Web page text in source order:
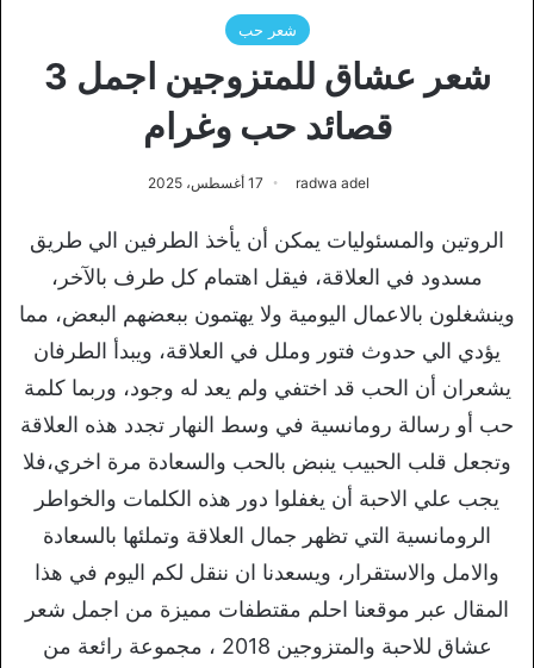
شعر حب
شعر عشاق للمتزوجين اجمل 3
قصائد حب وغرام
radwa adel 17 أغسطس، 2025
الروتين والمسئوليات يمكن أن يأخذ الطرفين الي طريق
مسدود في العلاقة، فيقل اهتمام كل طرف بالآخر،
وينشغلون بالاعمال اليومية ولا يهتمون ببعضهم البعض، مما
يؤدي الي حدوث فتور وملل في العلاقة، ويبدأ الطرفان
يشعران أن الحب قد اختفي ولم يعد له وجود، وربما كلمة
حب أو رسالة رومانسية في وسط النهار تجدد هذه العلاقة
وتجعل قلب الحبيب ينبض بالحب والسعادة مرة اخري،فلا
يجب علي الاحبة أن يغفلوا دور هذه الكلمات والخواطر
الرومانسية التي تظهر جمال العلاقة وتملئها بالسعادة
والامل والاستقرار، ويسعدنا ان ننقل لكم اليوم في هذا
المقال عبر موقعنا احلم مقتطفات مميزة من اجمل شعر
عشاق للاحبة والمتزوجين 2018 ، مجموعة رائعة من